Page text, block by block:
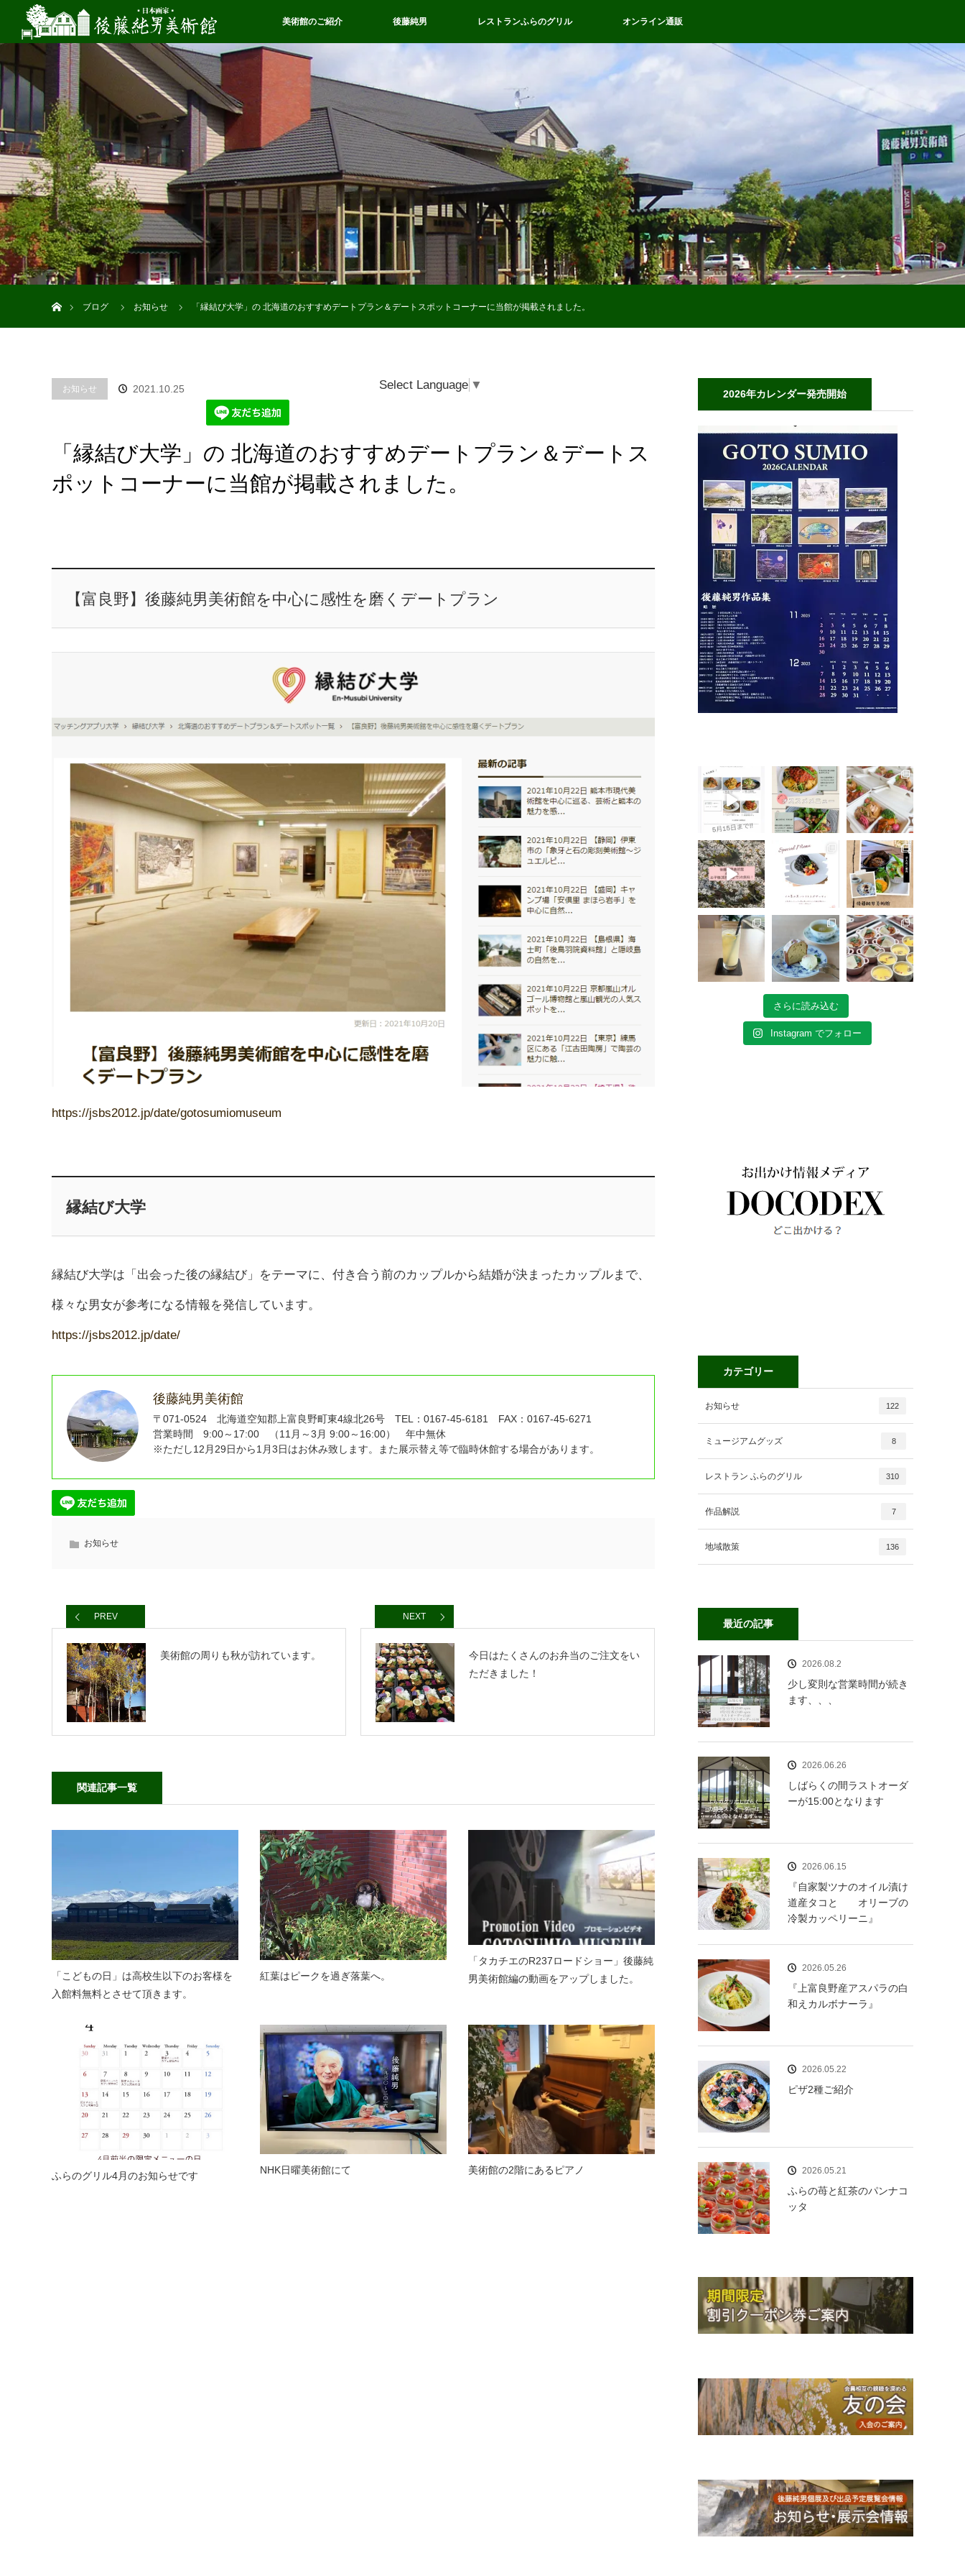
美術館のご紹介 後藤純男 レストランふらのグリル オンライン通販
ブログ
お知らせ 「縁結び大学」の 北海道のおすすめデートプラン＆デートスポットコーナーに当館が掲載されました。
お知らせ 2021.10.25 Select Language ▼
「縁結び大学」の 北海道のおすすめデートプラン＆デートス
ポットコーナーに当館が掲載されました。
【富良野】後藤純男美術館を中心に感性を磨くデートプラン
https://jsbs2012.jp/date/gotosumiomuseum
縁結び大学
縁結び大学は「出会った後の縁結び」をテーマに、付き合う前のカップルから結婚が決まったカップルまで、
様々な男女が参考になる情報を発信しています。
https://jsbs2012.jp/date/
後藤純男美術館
〒071-0524 北海道空知郡上富良野町東4線北26号 TEL：0167-45-6181 FAX：0167-45-6271
営業時間 9:00～17:00 （11月～3月 9:00～16:00） 年中無休
※ただし12月29日から1月3日はお休み致します。また展示替え等で臨時休館する場合があります。
お知らせ
PREV
美術館の周りも秋が訪れています。
NEXT
今日はたくさんのお弁当のご注文をい
ただきました！
関連記事一覧
「こどもの日」は高校生以下のお客様を
入館料無料とさせて頂きます。
紅葉はピークを過ぎ落葉へ。
「タカチエのR237ロードショー」後藤純
男美術館編の動画をアップしました。
ふらのグリル4月のお知らせです NHK日曜美術館にて 美術館の2階にあるピアノ
2026年カレンダー発売開始
さらに読み込む
Instagram でフォロー
カテゴリー
お知らせ 122
ミュージアムグッズ 8
レストラン ふらのグリル 310
作品解説 7
地域散策 136
最近の記事
2026.08.2
少し変則な営業時間が続き
ます、、、
2026.06.26
しばらくの間ラストオーダ
ーが15:00となります
2026.06.15
『自家製ツナのオイル漬け
道産タコと オリーブの
冷製カッペリーニ』
2026.05.26
『上富良野産アスパラの白
和えカルボナーラ』
2026.05.22
ピザ2種ご紹介
2026.05.21
ふらの苺と紅茶のパンナコ
ッタ